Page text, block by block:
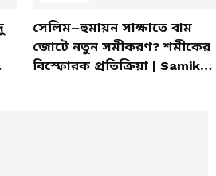
সেলিম–হুমায়ন সাক্ষাতে বাম
জোটে নতুন সমীকরণ? শমীকের
বিস্ফোরক প্রতিক্রিয়া | Samik